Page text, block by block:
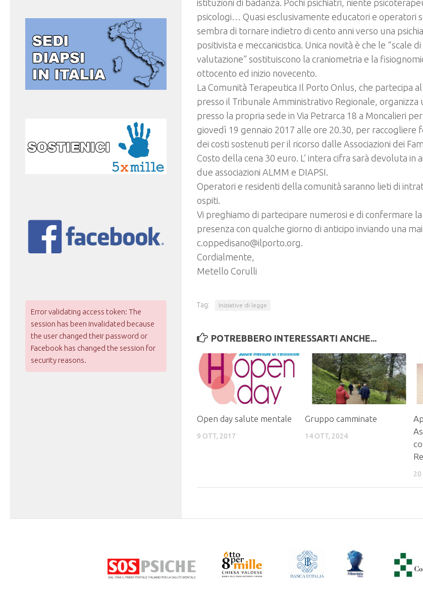
istituzioni di badanza. Pochi psichiatri, niente
psicologi… Quasi esclusivamente educatori e operatori
sembra di tornare indietro di cento anni verso una
positivista e meccanicistica. Unica novità è che le “scale di
valutazione” sostituiscono la craniometria e la
ottocento ed inizio novecento.
La Comunità Terapeutica Il Porto Onlus, che partecipa
presso il Tribunale Amministrativo Regionale, organizza
presso la propria sede in Via Petrarca 18 a Moncalieri
giovedì 19 gennaio 2017 alle ore 20.30, per raccogliere
dei costi sostenuti per il ricorso dalle Associazioni dei
Costo della cena 30 euro. L’ intera cifra sarà devoluta in
due associazioni ALMM e DIAPSI.
Operatori e residenti della comunità saranno lieti di
ospiti.
Vi preghiamo di partecipare numerosi e di confermare
presenza con qualche giorno di anticipo inviando una
c.oppedisano@ilporto.org.
Cordialmente,
Metello Corulli
Tag: Iniziative di legge
POTREBBERO INTERESSARTI ANCHE...
Open day salute mentale
9 OTT, 2017
Gruppo camminate
14 OTT, 2024
20
Error validating access token: The
session has been invalidated because
the user changed their password or
Facebook has changed the session for
security reasons.